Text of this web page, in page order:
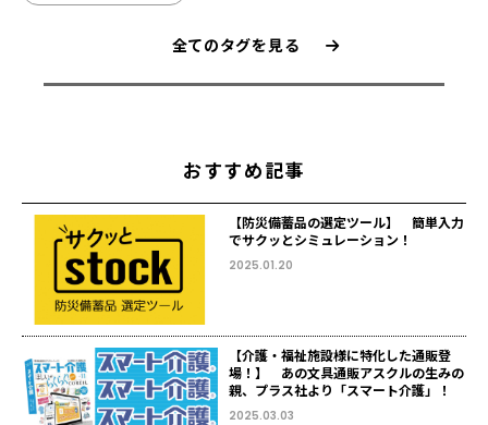
全てのタグを見る
おすすめ記事
【防災備蓄品の選定ツール】 簡単入力
でサクッとシミュレーション！
2025.01.20
【介護・福祉施設様に特化した通販登
場！】 あの文具通販アスクルの生みの
親、プラス社より「スマート介護」！
2025.03.03